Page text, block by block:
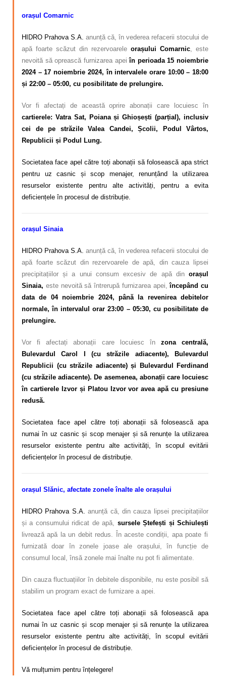
orașul Comarnic
HIDRO Prahova S.A. anunță că, în vederea refacerii stocului de
apă foarte scăzut din rezervoarele orașului Comarnic , este
nevoită să oprească furnizarea apeiîn perioada 15 noiembrie
2024 – 17 noiembrie 2024, în intervalele orare 10:00 – 18:00
și 22:00 – 05:00, cu posibilitate de prelungire.
Vor fi afectați de această oprire abonații care locuiesc în
cartierele: Vatra Sat, Poiana și Ghioșești (parțial), inclusiv
cei de pe străzile Valea Candei, Școlii, Podul Vârtos,
Republicii și Podul Lung.
Societatea face apel către toți abonații să folosească apa strict
pentru uz casnic și scop menajer, renunțând la utilizarea
resurselor existente pentru alte activități, pentru a evita
deficiențele în procesul de distribuție.
orașul Sinaia
HIDRO Prahova S.A. anunță că, în vederea refacerii stocului de
apă foarte scăzut din rezervoarele de apă, din cauza lipsei
precipitațiilor și a unui consum excesiv de apă din orașul
Sinaia, este nevoită să întrerupă furnizarea apei,începând cu
data de 04 noiembrie 2024, până la revenirea debitelor
normale, în intervalul orar 23:00 – 05:30, cu posibilitate de
prelungire.
Vor fi afectați abonații care locuiesc în zona centrală,
Bulevardul Carol I (cu străzile adiacente), Bulevardul
Republicii (cu străzile adiacente) și Bulevardul Ferdinand
(cu străzile adiacente). De asemenea, abonații care locuiesc
în cartierele Izvor și Platou Izvor vor avea apă cu presiune
redusă.
Societatea face apel către toți abonații să folosească apa
numai în uz casnic și scop menajer și să renunțe la utilizarea
resurselor existente pentru alte activități, în scopul evitării
deficiențelor în procesul de distribuție.
orașul Slănic, afectate zonele înalte ale orașului
HIDRO Prahova S.A. anunță că, din cauza lipsei precipitațiilor
și a consumului ridicat de apă, sursele Ștefești și Schiulești
livrează apă la un debit redus. În aceste condiții, apa poate fi
furnizată doar în zonele joase ale orașului, în funcție de
consumul local, însă zonele mai înalte nu pot fi alimentate.
Din cauza fluctuațiilor în debitele disponibile, nu este posibil să
stabilim un program exact de furnizare a apei.
Societatea face apel către toți abonații să folosească apa
numai în uz casnic și scop menajer și să renunțe la utilizarea
resurselor existente pentru alte activități, în scopul evitării
deficiențelor în procesul de distribuție.
Vă mulțumim pentru înțelegere!